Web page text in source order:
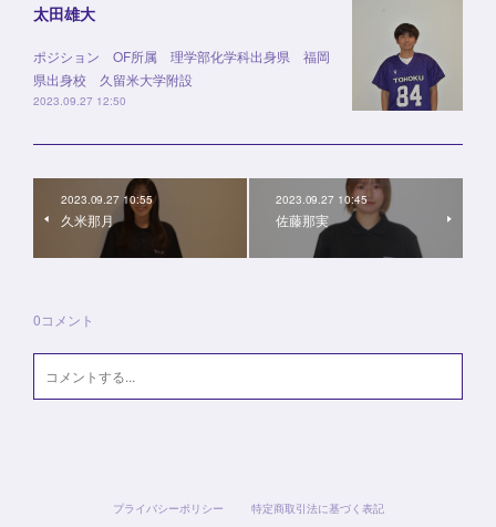
太田雄大
ポジション OF所属 理学部化学科出身県 福岡
県出身校 久留米大学附設
2023.09.27 12:50
2023.09.27 10:55
久米那月
2023.09.27 10:45
佐藤那実
0コメント
プライバシーポリシー 特定商取引法に基づく表記